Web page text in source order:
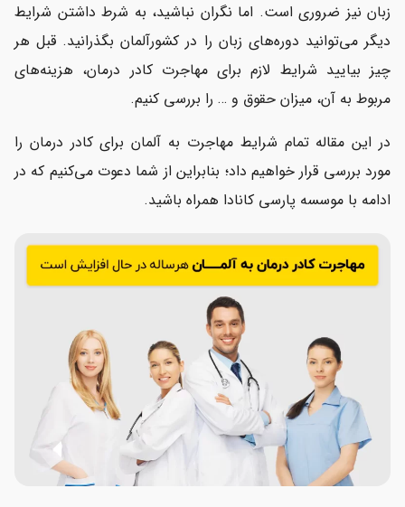
زبان نیز ضروری است. اما نگران نباشید، به شرط داشتن شرایط
دیگر می‌توانید دوره‌های زبان را در کشورآلمان بگذرانید. قبل هر
چیز بیایید شرایط لازم برای مهاجرت کادر درمان، هزینه‌های
مربوط به آن، میزان حقوق و … را بررسی کنیم.
در این مقاله تمام شرایط مهاجرت به آلمان برای کادر درمان را
مورد بررسی قرار خواهیم داد؛ بنابراین از شما دعوت می‌کنیم که در
ادامه با موسسه پارسی کانادا همراه باشید.